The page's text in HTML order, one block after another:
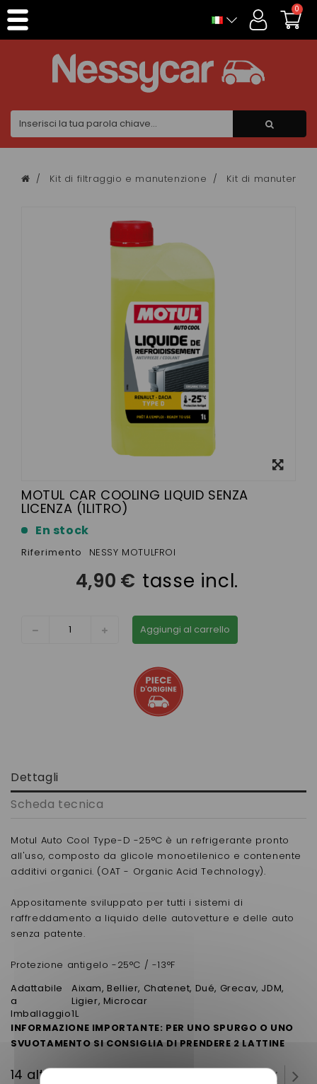
0
Kit di filtraggio e manutenzione Kit di
MOTUL CAR COOLING LIQUID SENZA
LICENZA (1LITRO)
En stock
Riferimento NESSY MOTULFROI
4,90 € tasse incl.
Aggiungi al carrello
Dettagli
Scheda tecnica
Motul Auto Cool Type-D -25°C è un refrigerante pronto
all'uso, composto da glicole monoetilenico e contenente
additivi organici. (OAT - Organic Acid Technology).
Appositamente sviluppato per tutti i sistemi di
raffreddamento a liquido delle autovetture e delle auto
senza patente.
Protezione antigelo -25°C / -13°F
Adattabile
a
Aixam, Bellier, Chatenet, Dué, Grecav, JDM,
Ligier, Microcar
Imballaggio1L
INFORMAZIONE IMPORTANTE: PER UNO SPURGO O UNO
SVUOTAMENTO SI CONSIGLIA DI PRENDERE 2 LATTINE
14 altri prodotti della stessa categoria:
Pannello di gestione dei cookies